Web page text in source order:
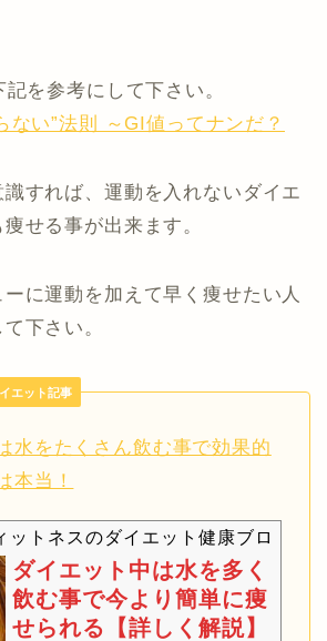
を参考にして下さい。
ない”法則 ～GI値ってナンだ？
すれば、運動を入れないダイエ
せる事が出来ます。
に運動を加えて早く痩せたい人
下さい。
エット記事
水をたくさん飲む事で効果的
本当！
ットネスのダイエット健康ブログ
ダイエット中は水を多く
飲む事で今より簡単に痩
せられる【詳しく解説】